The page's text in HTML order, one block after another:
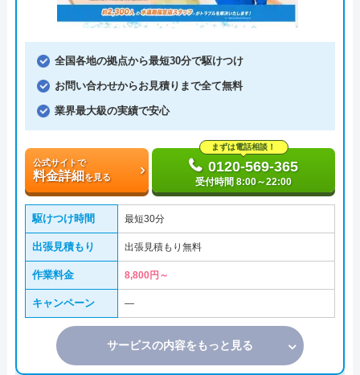
全国各地の拠点から最短30分で駆けつけ
お問い合わせからお見積りまで全て無料
業界最大級の実績で安心
公式サイトで
料金詳細を見る
まずは電話相談！
0120-569-365
受付時間 8:00～22:00
駆けつけ時間 最短30分
出張見積もり 出張見積もり無料
作業料金 8,800円～
キャンペーン ―
サービスの内容をもっと見る